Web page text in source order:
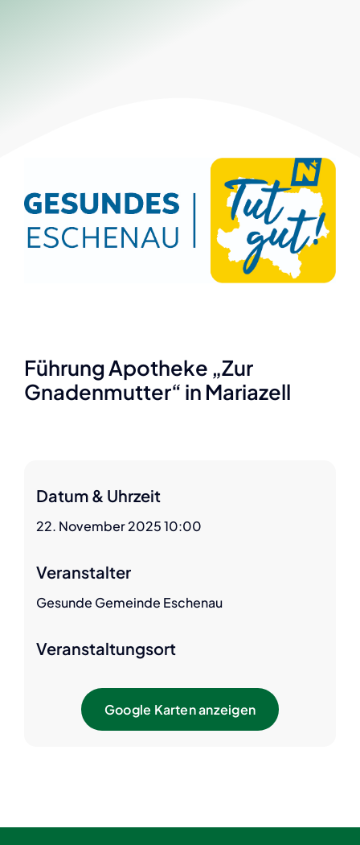
Führung Apotheke „Zur
Gnadenmutter“ in Mariazell
Datum & Uhrzeit
22. November 2025 10:00
Veranstalter
Gesunde Gemeinde Eschenau
Veranstaltungsort
Google Karten anzeigen